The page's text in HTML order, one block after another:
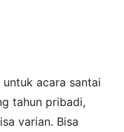
acara santai
tahun pribadi,
varian. Bisa